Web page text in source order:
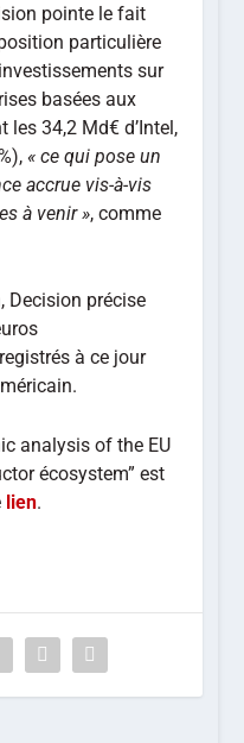
pointe le fait
particulière
sur
basées aux
les 34,2 Md€ d’Intel,
« ce qui pose un
accrue vis-à-vis
à venir », comme
Decision précise
à ce jour
analysis of the EU
écosystem” est
lien.